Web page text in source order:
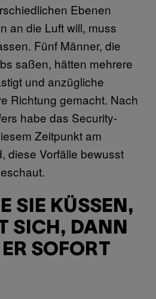
Ebenen
an die Luft will, muss
Fünf Männer, die
saßen, hätten mehrere
und anzügliche
Richtung gemacht. Nach
habe das Security-
Zeitpunkt am
diese Vorfälle bewusst
SIE KÜSSEN,
SICH, DANN
SOFORT